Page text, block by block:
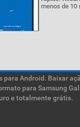
menos de 10
Android. Baixar
para Samsung
e totalmente grátis.